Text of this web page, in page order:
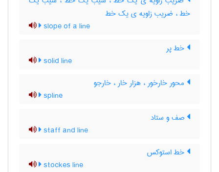
خط ، ضریب زاویه ی یک خط
slope of a line
خط پر
solid line
محور خارخور ، هزار خار ، خارجو
spline
صف و ستاد
staff and line
خط استوکس
stockes line